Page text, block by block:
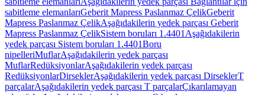
sabitleme elemanlarıGeberit Mapress Paslanmaz ÇelikGeberit
Mapress Paslanmaz ÇelikAşağıdakilerin yedek parçası Geberit
Mapress Paslanmaz ÇelikSistem boruları 1.4401 Aşağıdakilerin
yedek parçası Sistem boruları 1.4401Boru
nipelleriMuflarAşağıdakilerin yedek parçası
MuflarRedüksiyonlarAşağıdakilerin yedek parçası
RedüksiyonlarDirseklerAşağıdakilerin yedek parçası DirseklerT
parçalarAşağıdakilerin yedek parçası T parçalarÇıkarılamayan